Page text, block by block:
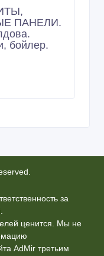
бойлер.
за
AdMir третьим
правила
ссылается AdMir.
реклама